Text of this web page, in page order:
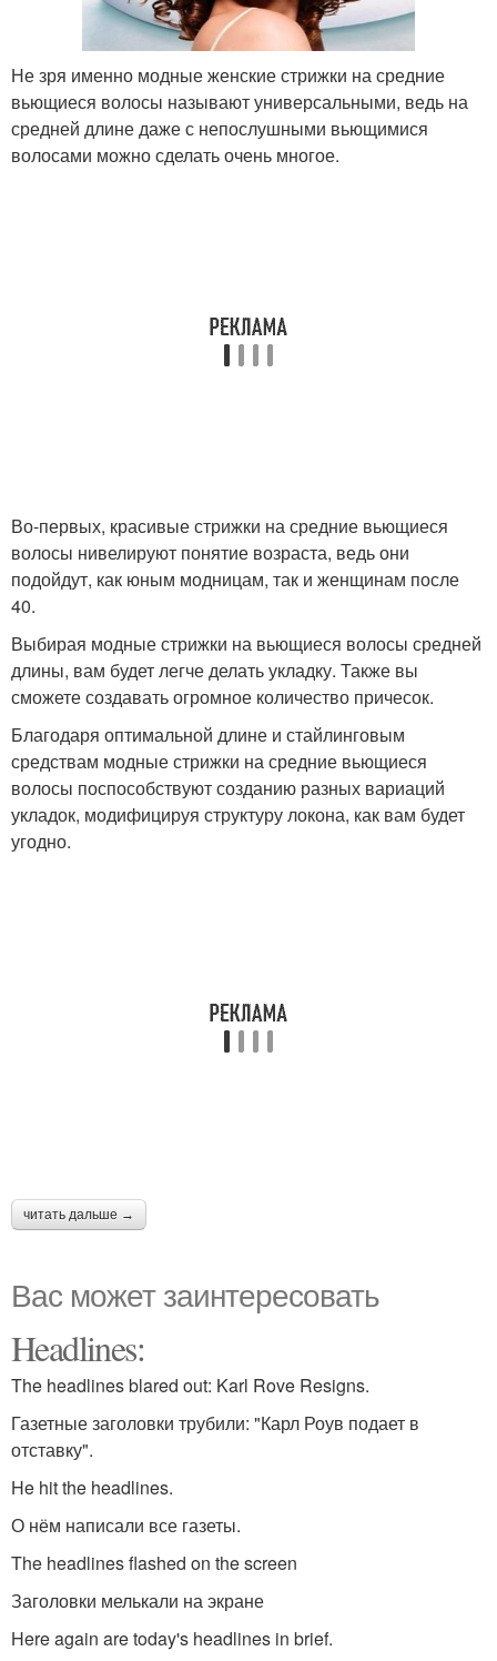
Не зря именно модные женские стрижки на средние
вьющиеся волосы называют универсальными, ведь на
средней длине даже с непослушными вьющимися
волосами можно сделать очень многое.
Во-первых, красивые стрижки на средние вьющиеся
волосы нивелируют понятие возраста, ведь они
подойдут, как юным модницам, так и женщинам после
40.
Выбирая модные стрижки на вьющиеся волосы средней
длины, вам будет легче делать укладку. Также вы
сможете создавать огромное количество причесок.
Благодаря оптимальной длине и стайлинговым
средствам модные стрижки на средние вьющиеся
волосы поспособствуют созданию разных вариаций
укладок, модифицируя структуру локона, как вам будет
угодно.
читать дальше →
Вас может заинтересовать
Headlines:
The headlines blared out: Karl Rove Resigns.
Газетные заголовки трубили: "Карл Роув подает в
отставку".
He hit the headlines.
О нём написали все газеты.
The headlines flashed on the screen
Заголовки мелькали на экране
Here again are today's headlines in brief.